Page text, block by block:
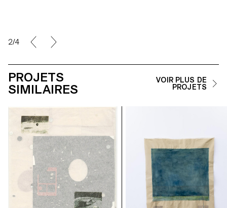
2/4
PROJETS
SIMILAIRES
VOIR PLUS DE
PROJETS